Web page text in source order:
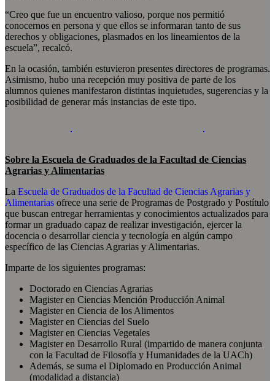
“Creo que fue un encuentro valioso, porque nos permitió
conocernos en persona y que ellos se informaran tanto de sus
derechos y obligaciones, plasmados en los lineamientos de la
escuela”, recalcó.
En la ocasión, también estuvieron presentes directores de programas.
Asimismo, hubo una recepción muy positiva de parte de los
alumnos quienes manifestaron distintas inquietudes, sugerencias y la
posibilidad de generar más instancias de este tipo.
Sobre la Escuela de Graduados de la Facultad de Ciencias
Agrarias y Alimentarias
La Escuela de Graduados de la Facultad de Ciencias Agrarias y
Alimentarias ofrece una serie de Programas de Postgrado y Postítulo
que buscan entregar herramientas y conocimientos actualizados para
formar un graduado capaz de realizar investigación, ejercer la
docencia o desarrollar ciencia y tecnología en algún campo
específico de las Ciencias Agrarias y Alimentarias.
Imparte de los siguientes programas:
Doctorado en Ciencias Agrarias
Magister en Ciencias Mención Producción Animal
Magister en Ciencia de los Alimentos
Magister en Ciencias del Suelo
Magister en Ciencias Vegetales
Magister en Desarrollo Rural (impartido de manera conjunta
con la Facultad de Filosofía y Humanidades de la UACh)
Además, se suma el Diplomado en Producción Animal
(modalidad a distancia)